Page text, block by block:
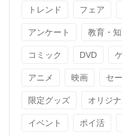
トレンド フェア
アンケート 教育・
コミック DVD
アニメ 映画 セ
限定グッズ オリジ
イベント ポイ活